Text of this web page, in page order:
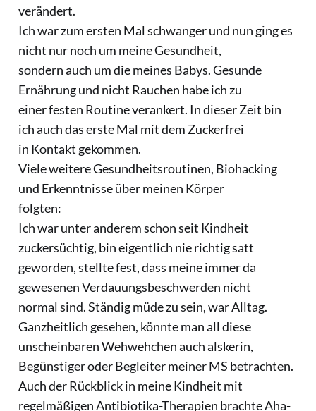
verändert.
Ich war zum ersten Mal schwanger und nun ging es
nicht nur noch um meine Gesundheit,
sondern auch um die meines Babys. Gesunde
Ernährung und nicht Rauchen habe ich zu
einer festen Routine verankert. In dieser Zeit bin
ich auch das erste Mal mit dem Zuckerfrei
in Kontakt gekommen.
Viele weitere Gesundheitsroutinen, Biohacking
und Erkenntnisse über meinen Körper
folgten:
Ich war unter anderem schon seit Kindheit
zuckersüchtig, bin eigentlich nie richtig satt
geworden, stellte fest, dass meine immer da
gewesenen Verdauungsbeschwerden nicht
normal sind. Ständig müde zu sein, war Alltag.
Ganzheitlich gesehen, könnte man all diese
unscheinbaren Wehwehchen auch alskerin,
Begünstiger oder Begleiter meiner MS betrachten.
Auch der Rückblick in meine Kindheit mit
regelmäßigen Antibiotika-Therapien brachte Aha-